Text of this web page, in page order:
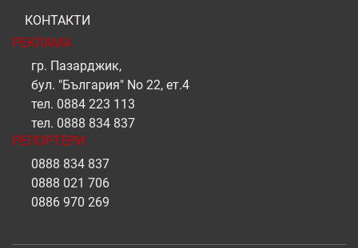
КОНТАКТИ
РЕКЛАМА
гр. Пазарджик,
бул. "България" No 22, ет.4
тел. 0884 223 113
тел. 0888 834 837
РЕПОРТЕРИ
0888 834 837
0888 021 706
0886 970 269